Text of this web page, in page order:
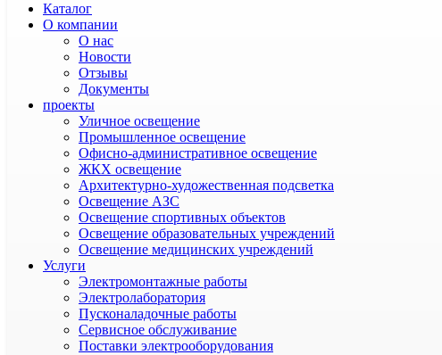
Каталог
О компании
О нас
Новости
Отзывы
Документы
проекты
Уличное освещение
Промышленное освещение
Офисно-административное освещение
ЖКХ освещение
Архитектурно-художественная подсветка
Освещение АЗС
Освещение спортивных объектов
Освещение образовательных учреждений
Освещение медицинских учреждений
Услуги
Электромонтажные работы
Электролаборатория
Пусконаладочные работы
Сервисное обслуживание
Поставки электрооборудования